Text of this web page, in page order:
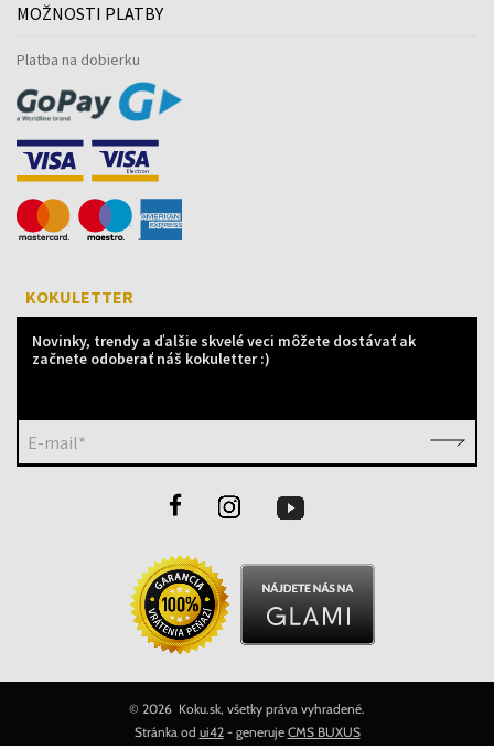
MOŽNOSTI PLATBY
Platba na dobierku
KOKULETTER
Novinky, trendy a ďalšie skvelé veci môžete dostávať ak
začnete odoberať náš kokuletter :)
E-mail*
© 2026 Koku.sk, všetky práva vyhradené.
Stránka od ui42- generuje CMS BUXUS